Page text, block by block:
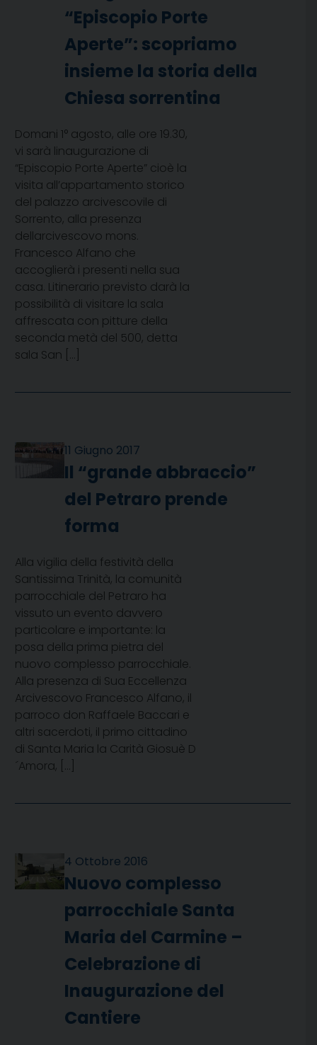
“Episcopio Porte
Aperte”: scopriamo
insieme la storia della
Chiesa sorrentina
Domani 1° agosto, alle ore 19.30,
vi sarà linaugurazione di
“Episcopio Porte Aperte” cioè la
visita all’appartamento storico
del palazzo arcivescovile di
Sorrento, alla presenza
dellarcivescovo mons.
Francesco Alfano che
accoglierà i presenti nella sua
casa. Litinerario previsto darà la
possibilità di visitare la sala
affrescata con pitture della
seconda metà del 500, detta
sala San […]
11 Giugno 2017
Il “grande abbraccio”
del Petraro prende
forma
Alla vigilia della festività della
Santissima Trinità, la comunità
parrocchiale del Petraro ha
vissuto un evento davvero
particolare e importante: la
posa della prima pietra del
nuovo complesso parrocchiale.
Alla presenza di Sua Eccellenza
Arcivescovo Francesco Alfano, il
parroco don Raffaele Baccari e
altri sacerdoti, il primo cittadino
di Santa Maria la Carità Giosuè D
´Amora, […]
4 Ottobre 2016
Nuovo complesso
parrocchiale Santa
Maria del Carmine –
Celebrazione di
Inaugurazione del
Cantiere